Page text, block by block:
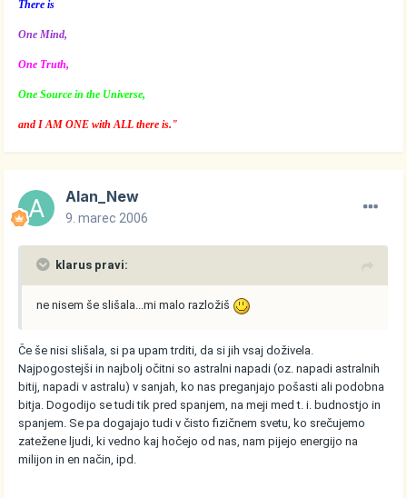
There is
One Mind,
One Truth,
One Source in the Universe,
and I AM ONE with ALL there is."
Alan_New
9. marec 2006
klarus pravi:
ne nisem še slišala...mi malo razložiš
Če še nisi slišala, si pa upam trditi, da si jih vsaj doživela.
Najpogostejši in najbolj očitni so astralni napadi (oz. napadi astralnih
bitij, napadi v astralu) v sanjah, ko nas preganjajo pošasti ali podobna
bitja. Dogodijo se tudi tik pred spanjem, na meji med t. i. budnostjo in
spanjem. Se pa dogajajo tudi v čisto fizičnem svetu, ko srečujemo
zatežene ljudi, ki vedno kaj hočejo od nas, nam pijejo energijo na
milijon in en način, ipd.